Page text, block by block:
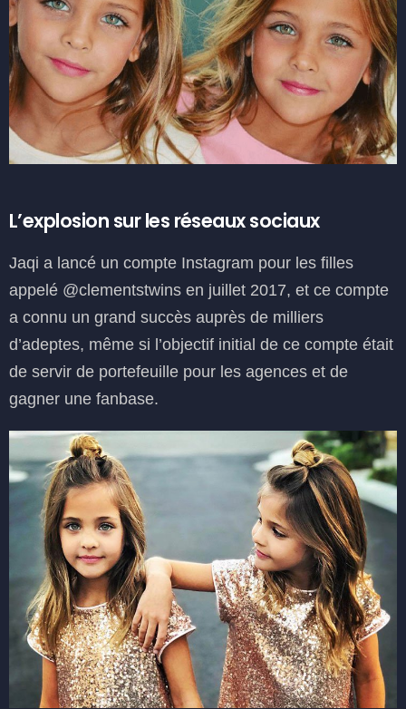
L’explosion sur les réseaux sociaux
Jaqi a lancé un compte Instagram pour les filles
appelé @clementstwins en juillet 2017, et ce compte
a connu un grand succès auprès de milliers
d’adeptes, même si l’objectif initial de ce compte était
de servir de portefeuille pour les agences et de
gagner une fanbase.